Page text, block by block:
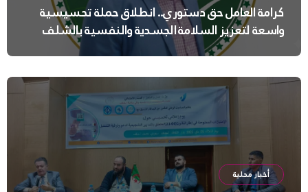
كرامة العامل حق دستوري.. انطلاق حملة تحسيسية
واسعة لتعزيز السلامة الجسدية والنفسية بالشلف
أخبار محلية